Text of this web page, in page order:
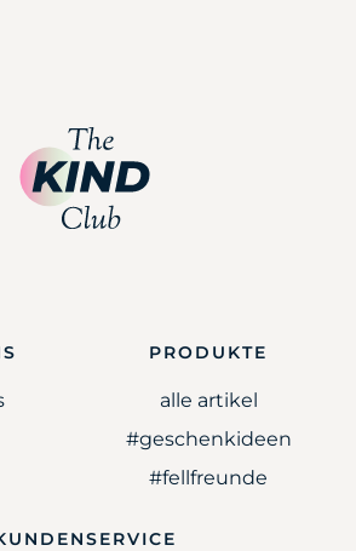
PRODUKTE
alle artikel
#geschenkideen
#fellfreunde